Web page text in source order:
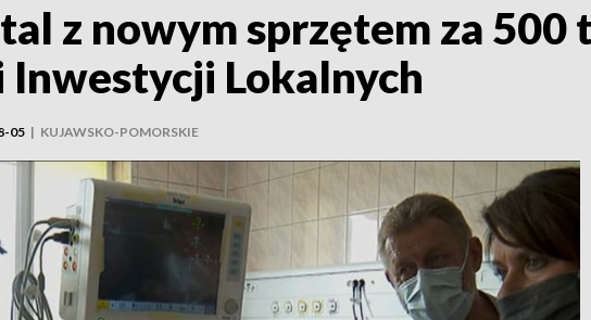
z nowym sprzętem za 500
Inwestycji Lokalnych
05 | KUJAWSKO-POMORSKIE